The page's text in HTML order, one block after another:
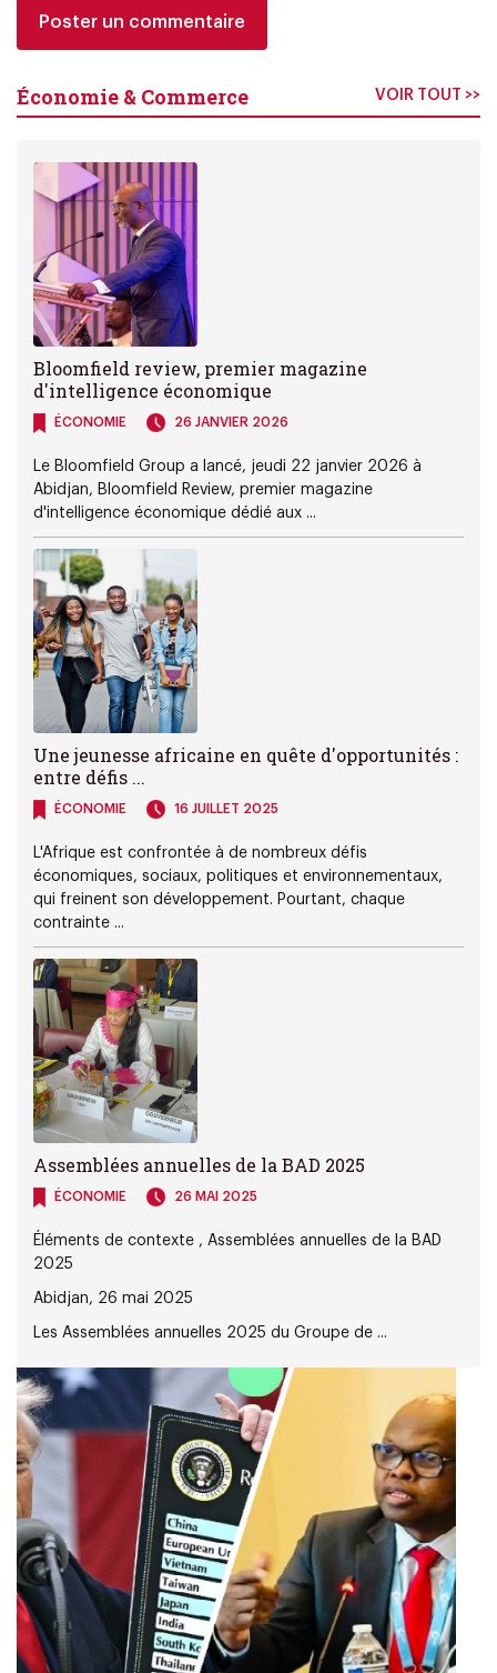
Économie & Commerce VOIR TOUT >>
Bloomfield review, premier magazine
d'intelligence économique
ÉCONOMIE 26 JANVIER 2026
Le Bloomfield Group a lancé, jeudi 22 janvier 2026 à
Abidjan, Bloomfield Review, premier magazine
d'intelligence économique dédié aux ...
Une jeunesse africaine en quête d'opportunités :
entre défis ...
ÉCONOMIE 16 JUILLET 2025
L'Afrique est confrontée à de nombreux défis
économiques, sociaux, politiques et environnementaux,
qui freinent son développement. Pourtant, chaque
contrainte ...
Assemblées annuelles de la BAD 2025
ÉCONOMIE 26 MAI 2025
Éléments de contexte , Assemblées annuelles de la BAD
2025
Abidjan, 26 mai 2025
Les Assemblées annuelles 2025 du Groupe de ...